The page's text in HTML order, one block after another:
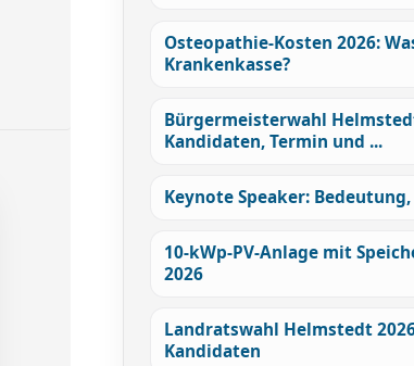
Osteopathie-Kosten 2026:
Krankenkasse?
Bürgermeisterwahl
Kandidaten, Termin und ...
Keynote Speaker:
10-kWp-PV-Anlage mit
2026
Landratswahl Helmstedt
Kandidaten